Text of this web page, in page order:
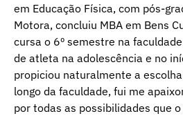
em Educação Física, com pós-
Motora, concluiu MBA em Bens
cursa o 6º semestre na
de atleta na adolescência e no
propiciou naturalmente a
longo da faculdade, fui me
por todas as possibilidades que